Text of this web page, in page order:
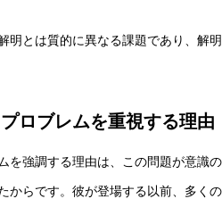
明とは質的に異なる課題であり、解
ロブレムを重視する理由
を強調する理由は、この問題が意識
からです。彼が登場する以前、多く